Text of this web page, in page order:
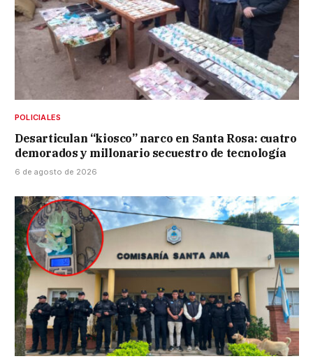
POLICIALES
Desarticulan “kiosco” narco en Santa Rosa: cuatro
demorados y millonario secuestro de tecnología
6 de agosto de 2026